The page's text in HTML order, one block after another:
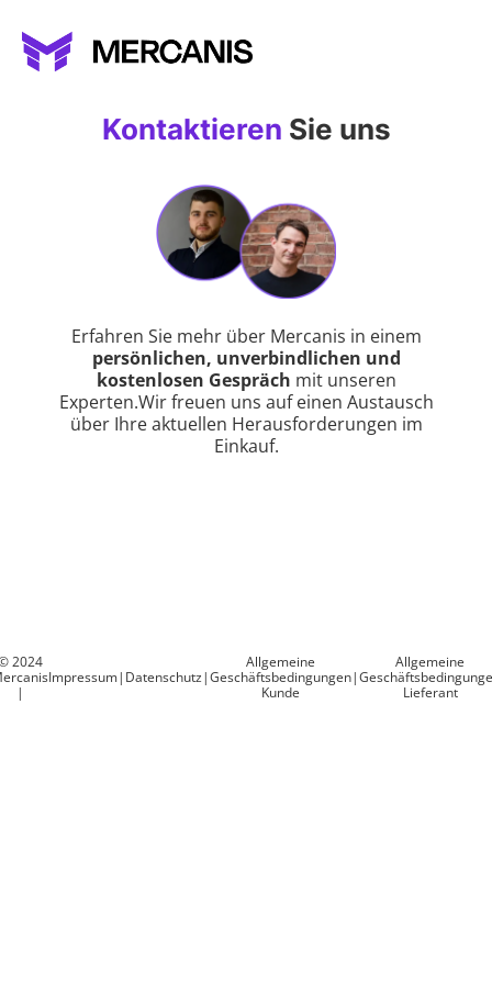
Kontaktieren Sie uns
Erfahren Sie mehr über Mercanis in einem
persönlichen, unverbindlichen und
kostenlosen Gespräch mit unseren
Experten.‍Wir freuen uns auf einen Austausch
über Ihre aktuellen Herausforderungen im
Einkauf.
2024
|
Impressum| Datenschutz|
Allgemeine
Geschäftsbedingungen
Kunde
|
Allgemeine
Lieferant